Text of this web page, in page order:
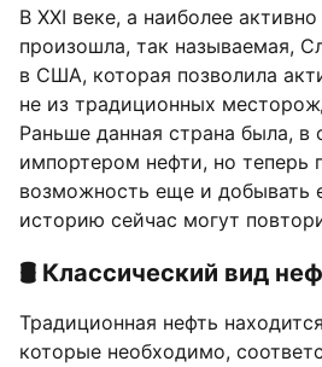
В XXI веке, а наиболее
произошла, так называемая,
в США, которая позволила
не из традиционных
Раньше данная страна была, в
импортером нефти, но теперь
возможность еще и добывать
историю сейчас могут
🛢️ Классический вид
Традиционная нефть
которые необходимо,